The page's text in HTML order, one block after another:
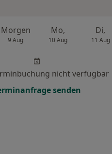
Morgen
9 Aug
Mo,
10 Aug
Di,
11 Aug
nicht verfügbar
senden